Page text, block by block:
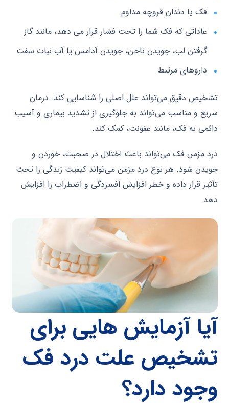
فک یا دندان قروچه مداوم
عاداتی که فک شما را تحت فشار قرار می دهد، مانند گاز
گرفتن لب، جویدن ناخن، جویدن آدامس یا آب نبات سفت
داروهای مرتبط
تشخیص دقیق می‌تواند علل اصلی را شناسایی کند. درمان
سریع و مناسب می‌تواند به جلوگیری از تشدید بیماری و آسیب
دائمی به فک، مانند عفونت، کمک کند.
درد مزمن فک می‌تواند باعث اختلال در صحبت، خوردن و
جویدن شود. هر نوع درد مزمن می‌تواند کیفیت زندگی را تحت
تأثیر قرار داده و خطر افزایش افسردگی و اضطراب را افزایش
دهد.
آیا آزمایش هایی برای
تشخیص علت درد فک
وجود دارد؟